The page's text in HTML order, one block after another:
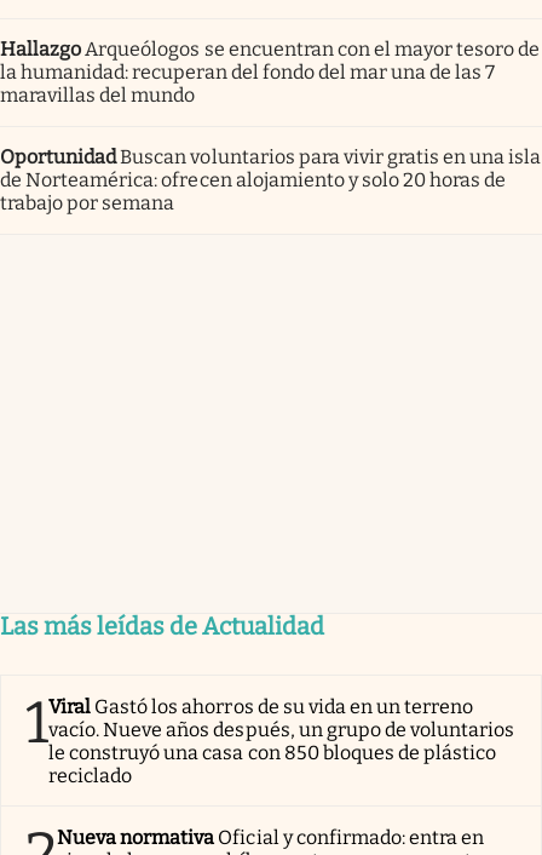
Hallazgo Arqueólogos se encuentran con el mayor tesoro de
la humanidad: recuperan del fondo del mar una de las 7
maravillas del mundo
OportunidadBuscan voluntarios para vivir gratis en una isla
de Norteamérica: ofrecen alojamiento y solo 20 horas de
trabajo por semana
Las más leídas de Actualidad
1Viral Gastó los ahorros de su vida en un terreno
vacío. Nueve años después, un grupo de voluntarios
le construyó una casa con 850 bloques de plástico
reciclado
Nueva normativa Oficial y confirmado: entra en